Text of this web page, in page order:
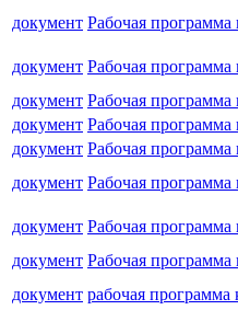
документ Рабочая
документ Рабочая
документ Рабочая
документ Рабочая
документ Рабочая
документ Рабочая
документ Рабочая
документ Рабочая
документ рабочая